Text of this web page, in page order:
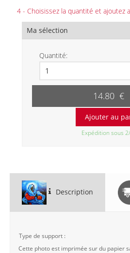
4 - Choisissez la quantité et ajoutez
Ma sélection
Quantité:
14.80 €
Expédition sous
Description
Type de support :
Cette photo est imprimée sur du papier